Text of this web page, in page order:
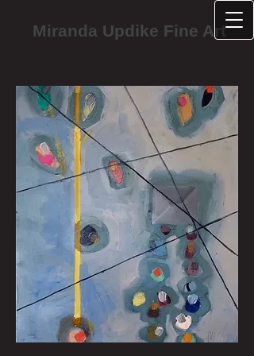
Miranda Updike Fine Art